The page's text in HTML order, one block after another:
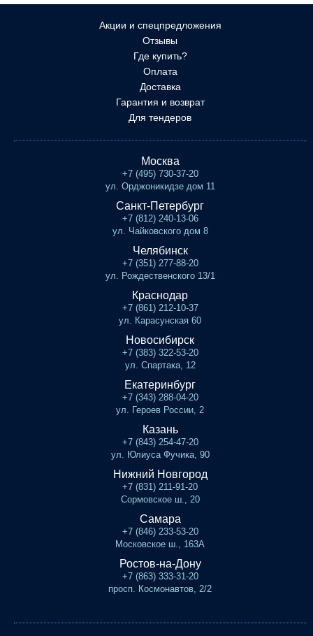
Акции и спецпредложения
Отзывы
Где купить?
Оплата
Доставка
Гарантия и возврат
Для тендеров
Москва
+7 (495) 730-37-20
ул. Орджоникидзе дом 11
Санкт-Петербург
+7 (812) 240-13-06
ул. Чайковского дом 8
Челябинск
+7 (351) 277-88-20
ул. Рождественского 13/1
Краснодар
+7 (861) 212-10-37
ул. Карасунская 60
Новосибирск
+7 (383) 322-53-20
ул. Спартака, 12
Екатеринбург
+7 (343) 288-04-20
ул. Героев России, 2
Казань
+7 (843) 254-47-20
ул. Юлиуса Фучика, 90
Нижний Новгород
+7 (831) 211-91-20
Сормовское ш., 20
Самара
+7 (846) 233-53-20
Московское ш., 163А
Ростов-на-Дону
+7 (863) 333-31-20
просп. Космонавтов, 2/2